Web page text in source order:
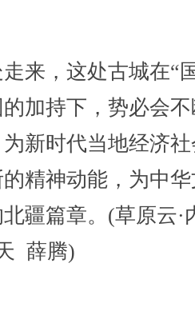
，这处古城在“
加持下，势必会
新时代当地经济
精神动能，为中
疆篇章。(草原云·
薛腾)